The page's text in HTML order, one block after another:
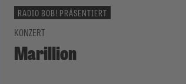
RADIO BOB! PRÄSENTIERT
KONZERT
Marillion